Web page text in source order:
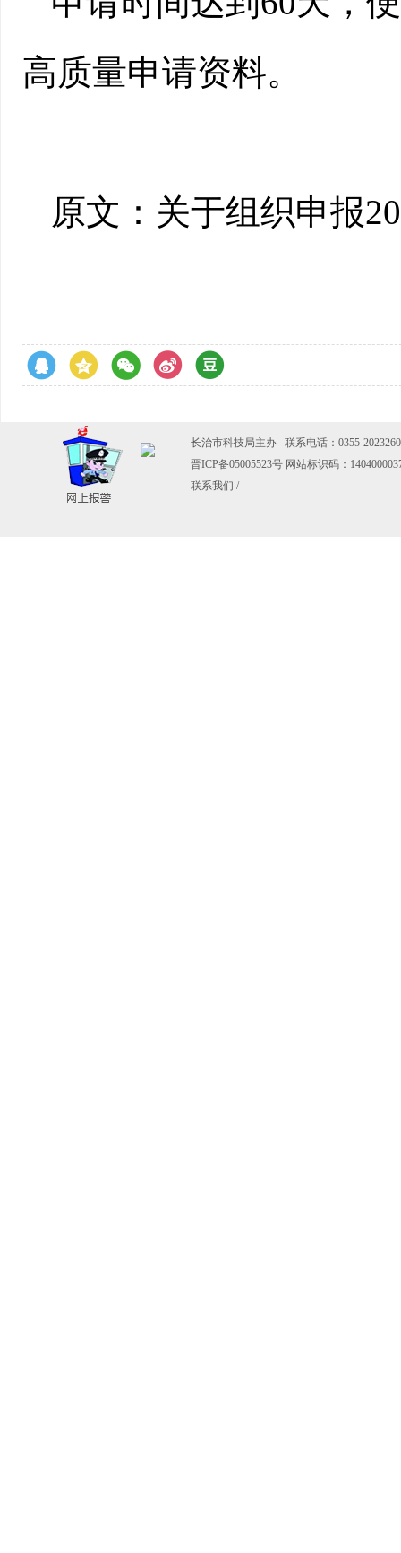
高质量申请资料。
原文： 关于组织申报
长治市科技局主办 联系电话：0355-2023260
晋ICP备05005523号 网站标识码：
联系我们 /